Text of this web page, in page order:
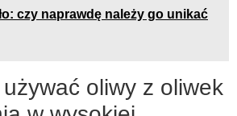
czy naprawdę należy go unikać
oliwy z oliwek